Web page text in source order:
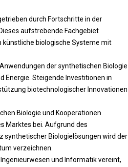
durch Fortschritte in der
aufstrebende Fachgebiet
künstliche biologische Systeme mit
der synthetischen Biologie
Energie. Steigende Investitionen in
biotechnologischer Innovationen
Biologie und Kooperationen
Marktes bei. Aufgrund des
synthetischer Biologielösungen wird der
verzeichnen.
und Informatik vereint,